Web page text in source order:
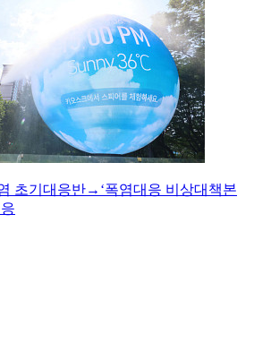
초기대응반→‘폭염대응 비상대책본